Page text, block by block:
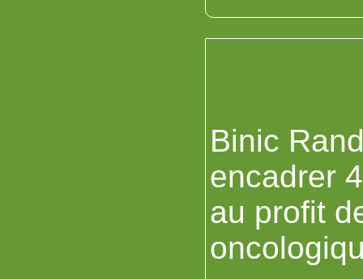
Binic
encadrer
au profit